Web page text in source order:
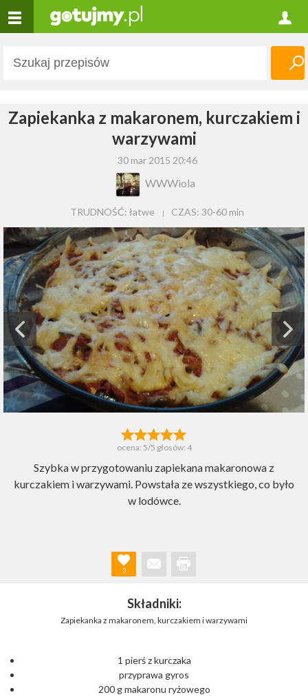
Zapiekanka z makaronem, kurczakiem i
warzywami
30 mar 2015 20:46
WWWiola
TRUDNOŚĆ: łatwe CZAS:30-60 min
ocena: 5/5 głosów: 4
Szybka w przygotowaniu zapiekana makaronowa z
kurczakiem i warzywami. Powstała ze wszystkiego, co było
w lodówce.
3
Składniki:
Zapiekanka z makaronem, kurczakiem i warzywami
1 pierś z kurczaka
przyprawa gyros
200 g makaronu ryżowego